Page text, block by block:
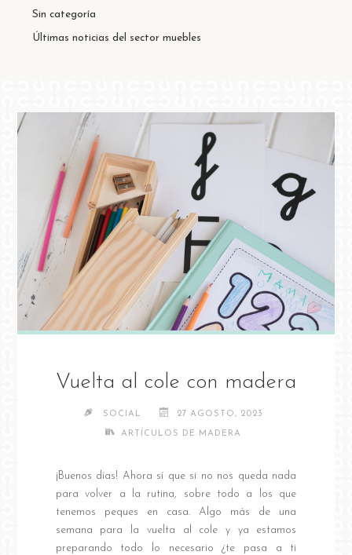
Sin categoría
Últimas noticias del sector muebles
Vuelta al cole con madera
SOCIAL 27 AGOSTO, 2023
ARTÍCULOS DE MADERA
¡Buenos días! Ahora sí que si no nos queda nada
para volver a la rutina, sobre todo a los que
tenemos peques en casa. Algo más de una
semana para la vuelta al cole y ya estamos
preparando todo lo necesario ¿te pasa a ti